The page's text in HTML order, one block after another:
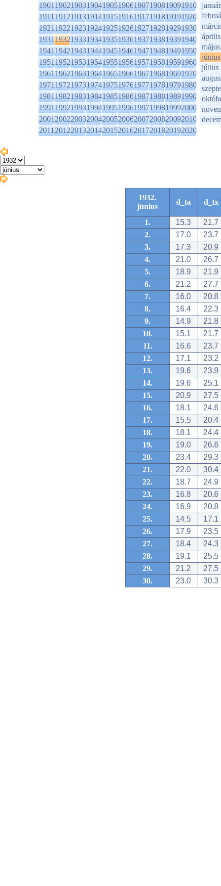
1901190219031904190519061907190819091910
1911191219131914191519161917191819191920
1921192219231924192519261927192819291930
1931193219331934193519361937193819391940
1941194219431944194519461947194819491950
1951195219531954195519561957195819591960
1961196219631964196519661967196819691970
1971197219731974197519761977197819791980
1981198219831984198519861987198819891990
1991199219931994199519961997199819992000
2001200220032004200520062007200820092010
2011201220132014201520162017201820192020
január
április
május
június
július
1932.
június
d_ta d_tx
1. 15.3
21.7
2.
17.0
23.7
3.
17.3
20.9
4.
21.0
26.7
5.
18.9
21.9
6.
21.2
27.7
7.
16.0
20.8
8.
16.4
22.3
9.
14.9
21.8
10.
15.1
21.7
11.
16.6
23.7
12.
17.1
23.2
13.
19.6
23.9
14.
19.6
25.1
15.
20.9
27.5
16.
18.1
24.6
17.
15.5
20.4
18.
18.1
24.4
19.
19.0
26.6
20.
23.4
29.3
21.
22.0
30.4
22.
18.7
24.9
23.
16.8
20.6
24.
16.9
20.8
25.
14.5
17.1
26.
17.9
23.5
27.
18.4
24.3
28.
19.1
25.5
29.
21.2
27.5
30.
23.0 30.3